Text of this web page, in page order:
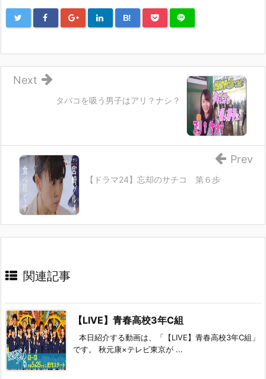
B!
タバコを吸う男子はアリ？ナシ？
Next
【ドラマ24】忘却のサチコ 第６歩
Prev
関連記事
【LIVE】青春高校3年C組
本日紹介する動画は、「【LIVE】青春高校3年C組」
です。 秋元康×テレビ東京が ...